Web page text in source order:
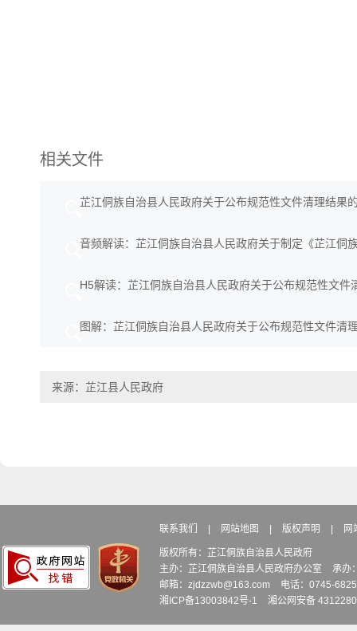
相关文件
芷江侗族自治县人民政府关于公布规范性文件清理结果
音频解读：芷江侗族自治县人民政府关于制定《芷江侗
H5解读：芷江侗族自治县人民政府关于公布规范性文件
图解：芷江侗族自治县人民政府关于公布规范性文件清
来源：芷江县人民政府
联系我们 网站地图 版权声明 网
版权所有：芷江侗族自治县人民政府
主办：芷江侗族自治县人民政府办公室
承办
邮箱：zjdzzwb@163.com
电话：0745-
湘ICP备13003842号-1
湘公网安备